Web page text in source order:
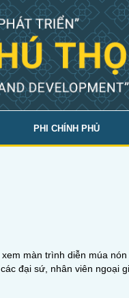
PHI CHÍNH PHỦ
màn trình diễn múa
đại sứ, nhân viên ngoại